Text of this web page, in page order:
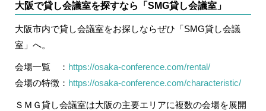
大阪で貸し会議室を探すなら「SMG貸し会議室」
大阪市内で貸し会議室をお探しならぜひ「SMG貸し会議
室」へ。
会場一覧 ： https://osaka-conference.com/rental/
会場の特徴： https://osaka-conference.com/characteristic/
ＳＭＧ貸し会議室は大阪の主要エリアに複数の会場を展開